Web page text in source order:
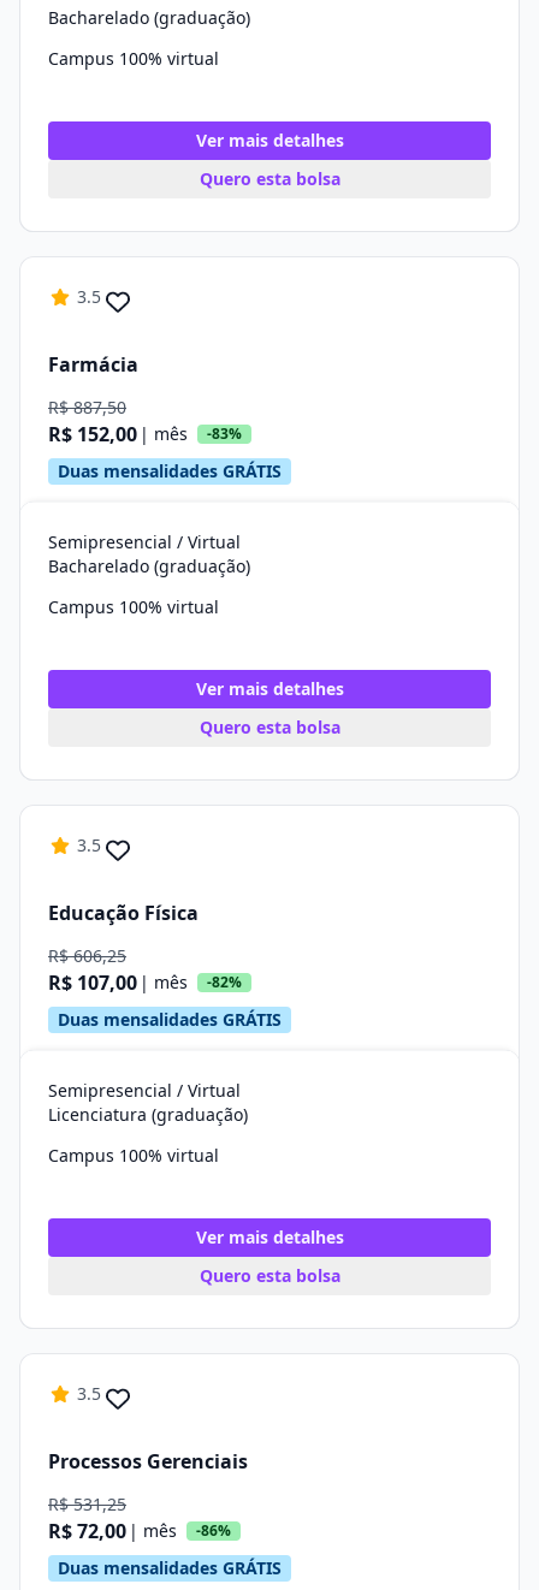
Bacharelado (graduação)
Campus 100% virtual
Ver mais detalhes
Quero esta bolsa
3.5
Farmácia
R$ 887,50
R$ 152,00 | mês -83%
Duas mensalidades GRÁTIS
Semipresencial / Virtual
Bacharelado (graduação)
Campus 100% virtual
Ver mais detalhes
Quero esta bolsa
3.5
Educação Física
R$ 606,25
R$ 107,00 | mês -82%
Duas mensalidades GRÁTIS
Semipresencial / Virtual
Licenciatura (graduação)
Campus 100% virtual
Ver mais detalhes
Quero esta bolsa
3.5
Processos Gerenciais
R$ 531,25
R$ 72,00 | mês -86%
Duas mensalidades GRÁTIS